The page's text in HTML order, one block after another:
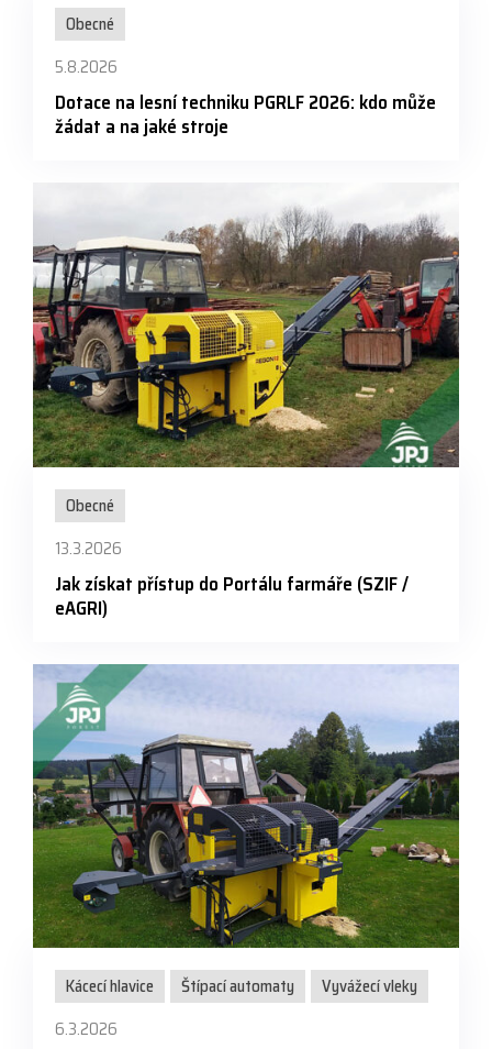
Obecné
5.8.2026
Dotace na lesní techniku PGRLF 2026: kdo může
žádat a na jaké stroje
Obecné
13.3.2026
Jak získat přístup do Portálu farmáře (SZIF /
eAGRI)
Kácecí hlavice Štípací automaty
Vyvážecí vleky
6.3.2026